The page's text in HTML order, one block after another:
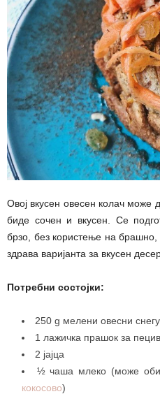
Овој вкусен овесен колач може
биде сочен и вкусен. Се
брзо, без користење на
здрава варијанта за вкусен
Потребни состојки:
250 g мелени овесни
1 лажичка прашок за
2 јајца
½ чаша млеко (може
кокосово)